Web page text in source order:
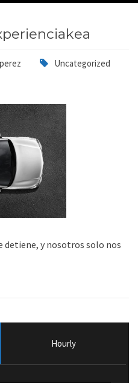
Uncategorized
detiene, y nosotros solo nos
Hourly